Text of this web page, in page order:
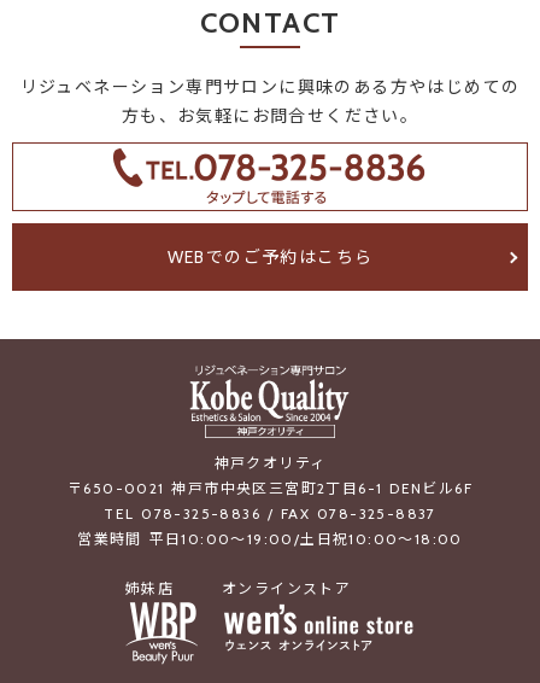
CONTACT
リジュベネーション専門サロンに興味のある方やはじめての
方も、お気軽にお問合せください。
WEBでのご予約はこちら
神戸クオリティ
〒650-0021 神戸市中央区三宮町2丁目6-1 DENビル6F
TEL 078-325-8836 / FAX 078-325-8837
営業時間 平日10:00～19:00/土日祝10:00～18:00
姉妹店 オンラインストア